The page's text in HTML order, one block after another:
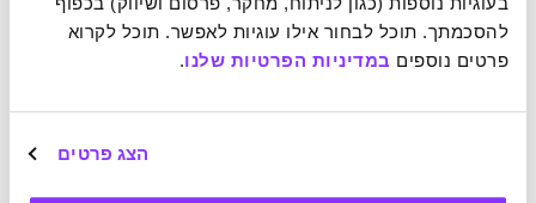
פרטים נוספים במדיניות הפרטיות שלנו.
הצג פרטים